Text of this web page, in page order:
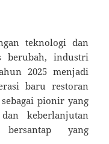
teknologi dan
berubah, industri
2025 menjadi
baru restoran
pionir yang
keberlanjutan
yang